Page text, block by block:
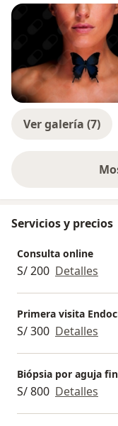
Ver galería (7)
Servicios y precios
Consulta online
S/ 200 Detalles
Primera visita
S/ 300 Detalles
Biópsia por aguja
S/ 800 Detalles